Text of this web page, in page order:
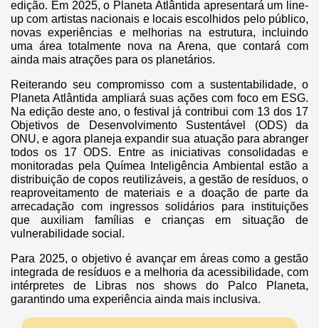
edição. Em 2025, o Planeta Atlântida apresentará um line-
up com artistas nacionais e locais escolhidos pelo público,
novas experiências e melhorias na estrutura, incluindo
uma área totalmente nova na Arena, que contará com
ainda mais atrações para os planetários.
Reiterando seu compromisso com a sustentabilidade, o
Planeta Atlântida ampliará suas ações com foco em ESG.
Na edição deste ano, o festival já contribui com 13 dos 17
Objetivos de Desenvolvimento Sustentável (ODS) da
ONU, e agora planeja expandir sua atuação para abranger
todos os 17 ODS. Entre as iniciativas consolidadas e
monitoradas pela Químea Inteligência Ambiental estão a
distribuição de copos reutilizáveis, a gestão de resíduos, o
reaproveitamento de materiais e a doação de parte da
arrecadação com ingressos solidários para instituições
que auxiliam famílias e crianças em situação de
vulnerabilidade social.
Para 2025, o objetivo é avançar em áreas como a gestão
integrada de resíduos e a melhoria da acessibilidade, com
intérpretes de Libras nos shows do Palco Planeta,
garantindo uma experiência ainda mais inclusiva.